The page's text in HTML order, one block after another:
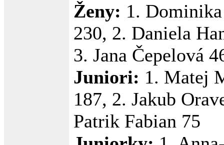
Ženy: 1.
230, 2. Daniela
3. Jana Čepelová
Juniori: 1. Matej
187, 2. Jakub
Patrik Fabian 75